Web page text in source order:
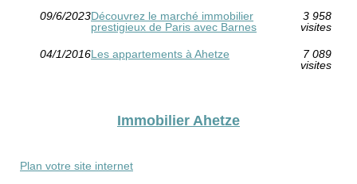
09/6/2023Découvrez le marché immobilier
prestigieux de Paris avec Barnes
3 958
visites
04/1/2016Les appartements à Ahetze
7 089
visites
Immobilier Ahetze
Plan votre site internet